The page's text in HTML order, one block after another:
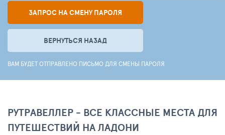
ЗАПРОС НА СМЕНУ ПАРОЛЯ
ВЕРНУТЬСЯ НАЗАД
ВАМ БУДЕТ ОТПРАВЛЕНО ПИСЬМО ДЛЯ СМЕНЫ ПАРОЛЯ
РУТРАВЕЛЛЕР - ВСЕ КЛАССНЫЕ МЕСТА ДЛЯ
ПУТЕШЕСТВИЙ НА ЛАДОНИ